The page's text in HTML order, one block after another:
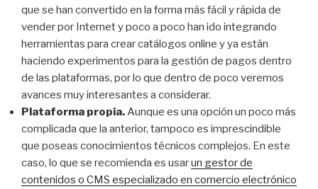
que se han convertido en la forma más fácil y rápida de
vender por Internet y poco a poco han ido integrando
herramientas para crear catálogos online y ya están
haciendo experimentos para la gestión de pagos dentro
de las plataformas, por lo que dentro de poco veremos
avances muy interesantes a considerar.
Plataforma propia. Aunque es una opción un poco más
complicada que la anterior, tampoco es imprescindible
que poseas conocimientos técnicos complejos. En este
caso, lo que se recomienda es usarun gestor de
contenidos o CMS especializado en comercio electrónico